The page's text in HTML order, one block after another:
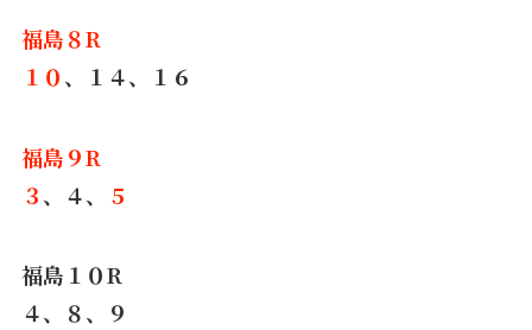
福島８R
１０、１４、１６
福島９R
３、４、 ５
福島１０R
４、８、９